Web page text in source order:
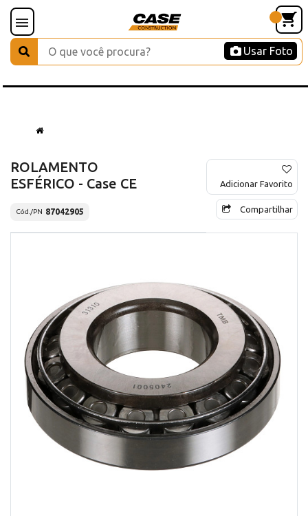
Usar Foto
ROLAMENTO
ESFÉRICO - Case CE
Cód./PN 87042905
Adicionar Favorito
Compartilhar